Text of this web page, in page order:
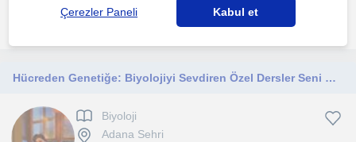
daha fazlasını gör Ücretsiz iletişime geç
Hücreden Genetiğe: Biyolojiyi Sevdiren Özel Dersler Seni Bekliyor!
Biyoloji
Adana Sehri
Çerezler Paneli Kabul et